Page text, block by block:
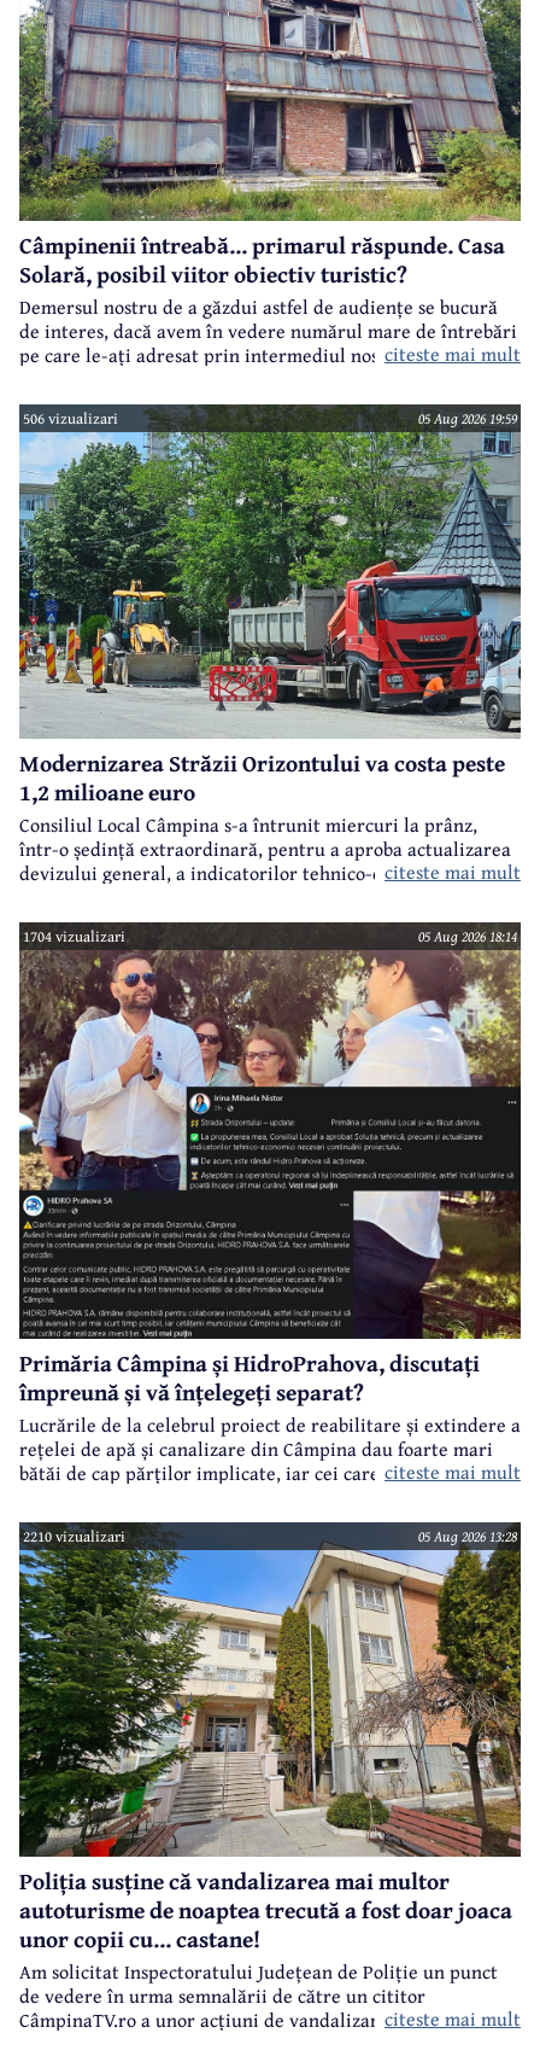
Câmpinenii întreabă... primarul răspunde. Casa
Solară, posibil viitor obiectiv turistic?
Demersul nostru de a găzdui astfel de audiențe se bucură
de interes, dacă avem în vedere numărul mare de întrebări
pe care le-ați adresat prin intermediul nostru primarului
citeste mai mult
506 vizualizari 05 Aug 2026 19:59
Modernizarea Străzii Orizontului va costa peste
1,2 milioane euro
Consiliul Local Câmpina s-a întrunit miercuri la prânz,
într-o ședință extraordinară, pentru a aproba actualizarea
devizului general, a indicatorilor tehnico-economici și a
realizarea modernizării Străzii Orizontului, obiectiv
finanțat prin Programul Național de Investiții ”Anghel
Saligny”.
citeste mai mult
1704 vizualizari 05 Aug 2026 18:14
Primăria Câmpina și HidroPrahova, discutați
împreună și vă înțelegeți separat?
Lucrările de la celebrul proiect de reabilitare și extindere a
rețelei de apă și canalizare din Câmpina dau foarte mari
bătăi de cap părților implicate, iar cei care suferă sunt
Orizontului.
citeste mai mult
2210 vizualizari 05 Aug 2026 13:28
Poliția susține că vandalizarea mai multor
autoturisme de noaptea trecută a fost doar joaca
unor copii cu... castane!
Am solicitat Inspectoratului Județean de Poliție un punct
de vedere în urma semnalării de către un cititor
CâmpinaTV.ro a unor acțiuni de vandalizare a unorciteste mai mult